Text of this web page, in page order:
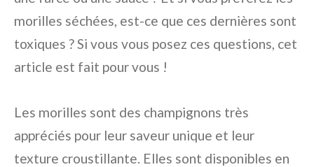
morilles séchées, est-ce que ces dernières sont
toxiques ? Si vous vous posez ces questions, cet
article est fait pour vous !
Les morilles sont des champignons très
appréciés pour leur saveur unique et leur
texture croustillante. Elles sont disponibles en